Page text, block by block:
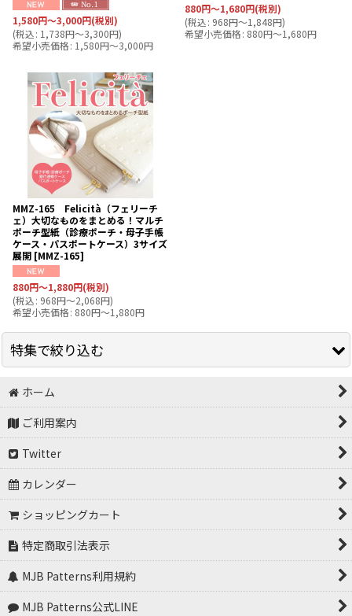
1,580円～3,000円(税別)
(税込: 1,738円～3,300円)
希望小売価格: 1,580円～3,000円
880円～1,680円(税別)
(税込: 968円～1,848円)
希望小売価格: 880円～1,680円
MMZ-165 Felicità（フェリーチ
ェ）大切なものをまとめる！マルチ
ポーチ型紙（診療ポーチ・母子手帳
ケース・パスポートケース）3サイズ
展開 [MMZ-165]
880円～1,880円(税別)
(税込: 968円～2,068円)
希望小売価格: 880円～1,880円
特集で絞り込む
Kids Pattern
新生活に役立つ型紙シリーズ
ホーム
ご利用案内
Twitter
カレンダー
ショッピングカート
特定商取引法表示
MJB Patterns利用規約
MJB Patterns公式LINE